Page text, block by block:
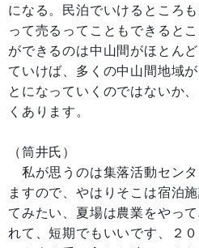
になる。民泊でいけるところ
って売るってこともできると
ができるのは中山間がほとん
ていけば、多くの中山間地域
とになっていくのではないか
くあります。
（筒井氏）
私が思うのは集落活動セン
ますので、やはりそこは宿泊
てみたい、夏場は農業をやっ
れて、短期でもいいです、２